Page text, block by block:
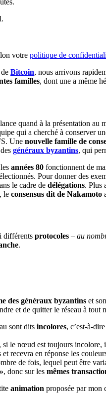
votre politique de
Bitcoin, nous arrivons
familles, dont une a même
quand à la présentation au
qui a cherché à conserver
Une nouvelle famille de
généraux byzantins, qui
années 80 fonctionnent de
Pour donner des
le cadre de délégations. Plus
le consensus dit de Nakamoto
différents protocoles – au
.
des généraux byzantins et
et de quitter le réseau à
sont dits incolores, c’est-à-
, si le nœud est toujours incolore,
recevra en réponse les
de fois, lequel peut être
, donc sur les mêmes
animation proposée par mon